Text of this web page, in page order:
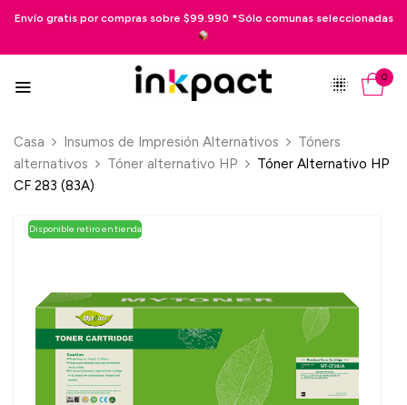
gratis por compras sobre $99.990 *Sólo comunas seleccionadas
0
Casa Insumos de Impresión Alternativos
Tóners
alternativos
Tóner alternativo HP
Tóner Alternativo HP
CF 283 (83A)
Disponible retiro en tienda